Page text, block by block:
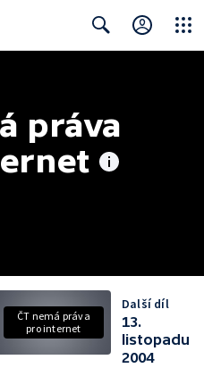
práva
ČT nemá práva
pro internet
Další díl
13.
listopadu
2004